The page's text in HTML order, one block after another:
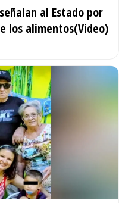
al Estado por
los alimentos(Video)